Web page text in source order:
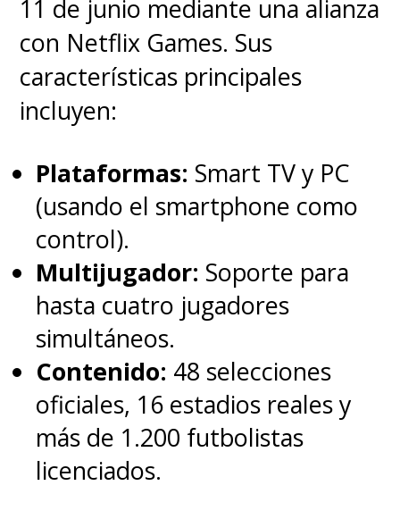
dictadura militar que se impuso
en Argentina en 1976.
Junto con la serie,
Eternautavolvió con una
nueva edición publicada bajo
el sello Planeta Cómic
de que el Grupo
Planeta adquiriera los derechos
de la obra. Con el renovado
interés por el cómic con esta
adaptación de Netflix, es la
oportunidad perfecta para
redescubrir (o conocer) una de
11 de junio mediante una alianza
con Netflix Games. Sus
características principales
incluyen:
Plataformas: Smart TV y PC
(usando el smartphone como
control).
Multijugador: Soporte para
hasta cuatro jugadores
simultáneos.
Contenido: 48 selecciones
oficiales, 16 estadios reales y
más de 1.200 futbolistas
licenciados.